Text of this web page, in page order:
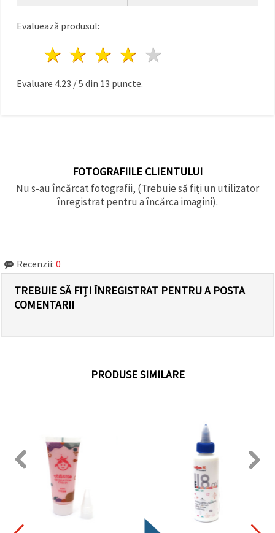
Evaluează produsul:
4 stele
3 stele
2 stele
1 stea
Evaluare 4.23 /5 din 13 puncte.
FOTOGRAFIILE CLIENTULUI
Nu s-au încărcat fotografii, (Trebuie să fiți un utilizator
înregistrat pentru a încărca imagini).
Recenzii: 0
TREBUIE SĂ FIȚI ÎNREGISTRAT PENTRU A POSTA
COMENTARII
PRODUSE SIMILARE